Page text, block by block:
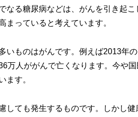
なる糖尿病などは、がんを引き起
まっていると考えています。
いものはがんです。例えば2013年
万人ががんで亡くなります。今や
ます。
しても発生するものです。しかし